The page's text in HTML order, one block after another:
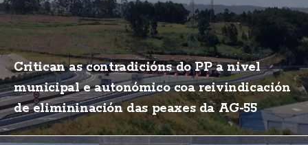
Critican as contradicións do PP a nivel
municipal e autonómico coa reivindicación
de elimininación das peaxes da AG-55